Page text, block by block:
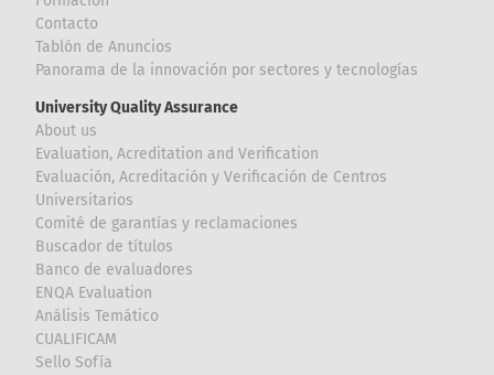
Contacto
Tablón de Anuncios
Panorama de la innovación por sectores y tecnologías
University Quality Assurance
About us
Evaluation, Acreditation and Verification
Evaluación, Acreditación y Verificación de Centros
Universitarios
Comité de garantías y reclamaciones
Buscador de títulos
Banco de evaluadores
ENQA Evaluation
Análisis Temático
CUALIFICAM
Sello Sofía